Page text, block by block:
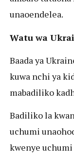
unaoendelea.
Watu wa
Baada ya
kuwa nchi ya
mabadiliko
Badiliko la
uchumi
kwenye